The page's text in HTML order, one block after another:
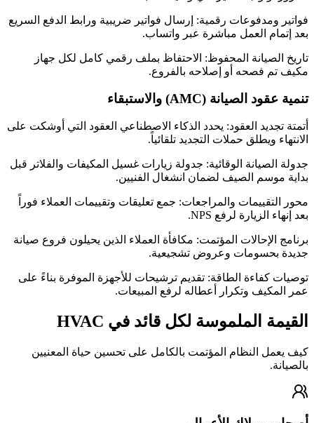
فواتير ومدفوعات رقمية: إرسال فواتير ضريبية ورابط الدفع السريع
بعد إتمام العمل مباشرة عبر واتساب.
تاريخ الصيانة المحفوظ: الاحتفاظ بملف رقمي كامل لكل جهاز
مكيف تم فصحه أو إصلاحه بالفروع.
تنمية عقود الصيانة (AMC) والاستبقاء
أتمتة تجديد العقود: يحدد الذكاء الاصطناعي العقود التي أوشكت على
الانتهاء ويطلق حملات التجديد تلقائياً.
جدولة الصيانة الوقائية: جدولة زيارات غسيل المكيفات والفلاتر قبل
بداية موسم الصيف لضمان انشغال الفنيين.
محور التقييمات والمراجعات: جمع تعليقات وتقييمات العملاء فوراً
بعد إنهاء الزيارة لرفع NPS.
برنامج الإحالات المؤتمت: مكافأة العملاء الذين يحيلون فروع صيانة
جديدة بحسومات وعروض تشجيعية.
توصيات كفاءة الطاقة: تقديم ترشيحات للأجهزة الموفرة بناءً على
عمر المكيف وتكرار أعطاله لرفع المبيعات.
القيمة الملموسة لكل قائد في HVAC
كيف يعمل النظام المؤتمت بالكامل على تحسين حياة المعنيين
بالصيانة.